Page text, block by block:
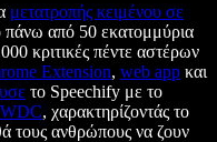
μετατροπής κειμένου σε
από 50 εκατομμύρια
κριτικές πέντε αστέρων
Extension, web app και
το Speechify με το
, χαρακτηρίζοντάς το
τους ανθρώπους να ζουν